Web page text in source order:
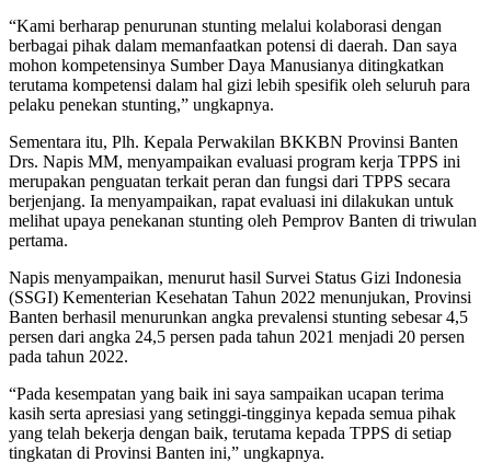
“Kami berharap penurunan stunting melalui kolaborasi dengan
berbagai pihak dalam memanfaatkan potensi di daerah. Dan saya
mohon kompetensinya Sumber Daya Manusianya ditingkatkan
terutama kompetensi dalam hal gizi lebih spesifik oleh seluruh para
pelaku penekan stunting,” ungkapnya.
Sementara itu, Plh. Kepala Perwakilan BKKBN Provinsi Banten
Drs. Napis MM, menyampaikan evaluasi program kerja TPPS ini
merupakan penguatan terkait peran dan fungsi dari TPPS secara
berjenjang. Ia menyampaikan, rapat evaluasi ini dilakukan untuk
melihat upaya penekanan stunting oleh Pemprov Banten di triwulan
pertama.
Napis menyampaikan, menurut hasil Survei Status Gizi Indonesia
(SSGI) Kementerian Kesehatan Tahun 2022 menunjukan, Provinsi
Banten berhasil menurunkan angka prevalensi stunting sebesar 4,5
persen dari angka 24,5 persen pada tahun 2021 menjadi 20 persen
pada tahun 2022.
“Pada kesempatan yang baik ini saya sampaikan ucapan terima
kasih serta apresiasi yang setinggi-tingginya kepada semua pihak
yang telah bekerja dengan baik, terutama kepada TPPS di setiap
tingkatan di Provinsi Banten ini,” ungkapnya.